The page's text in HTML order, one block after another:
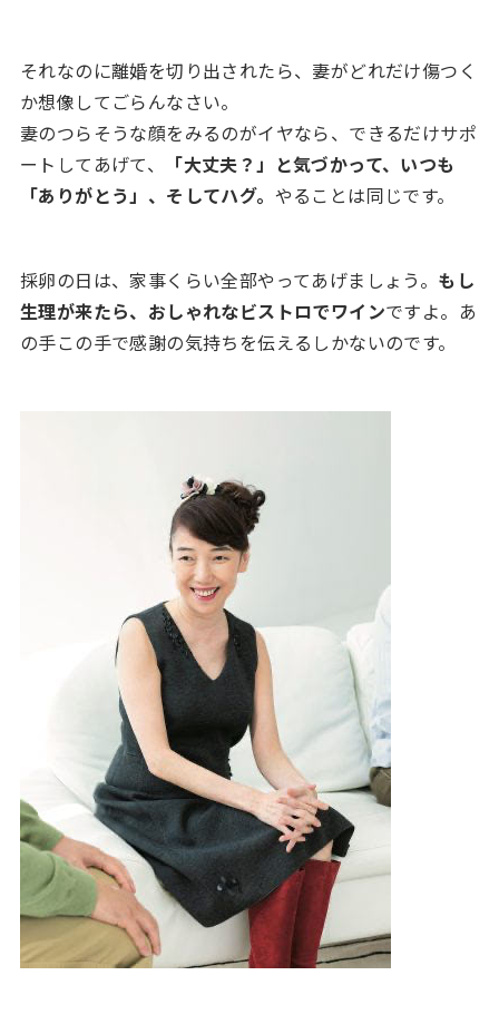
それなのに離婚を切り出されたら、妻がどれだけ傷つく
か想像してごらんなさい。
妻のつらそうな顔をみるのがイヤなら、できるだけサポ
ートしてあげて、
「大丈夫？」と気づかって、いつも
「ありがとう」、そしてハグ。 やることは同じです。
採卵の日は、家事くらい全部やってあげましょう。 もし
生理が来たら、おしゃれなビストロでワインですよ。あ
の手この手で感謝の気持ちを伝えるしかないのです。